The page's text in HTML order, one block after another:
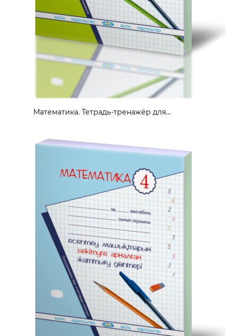
Математика. Тетрадь-тренажёр для...